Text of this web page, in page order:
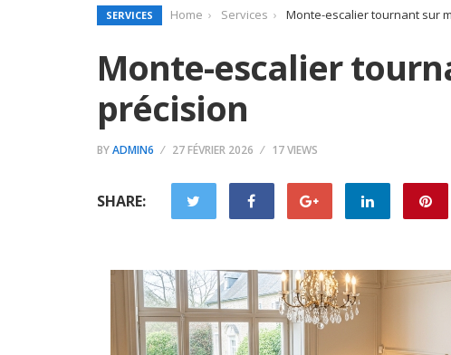
SERVICES Home Services Monte-escalier tournant sur
Monte-escalier
précision
BYADMIN6 27 FÉVRIER 2026 17 VIEWS
SHARE: